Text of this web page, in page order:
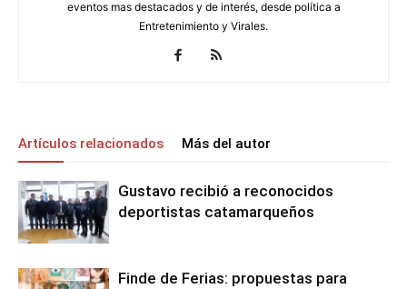
eventos mas destacados y de interés, desde política a
Entretenimiento y Virales.
Artículos relacionados Más del autor
Gustavo recibió a reconocidos
deportistas catamarqueños
Finde de Ferias: propuestas para